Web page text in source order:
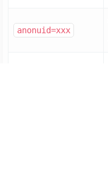
anonuid=xxx